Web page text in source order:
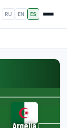
RU EN ES
Argelia